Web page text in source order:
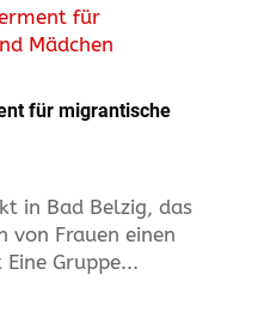
für migrantische
in Bad Belzig, das
von Frauen einen
Gruppe...